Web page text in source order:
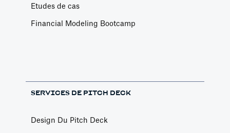
Etudes de cas
Financial Modeling Bootcamp
SERVICES DE PITCH DECK
Design Du Pitch Deck